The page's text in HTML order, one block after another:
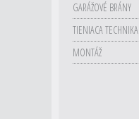
GARÁŽOVÉ BRÁNY
TIENIACA TECHNIKA
MONTÁŽ